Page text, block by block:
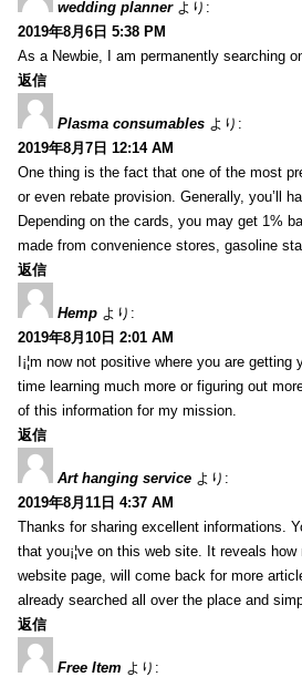
wedding planner より:
2019年8月6日 5:38 PM
As a Newbie, I am permanently searching
返信
Plasma consumables より:
2019年8月7日 12:14 AM
One thing is the fact that one of the most
or even rebate provision. Generally, you’ll
Depending on the cards, you may get 1%
made from convenience stores, gasoline
返信
Hemp より:
2019年8月10日 2:01 AM
I¡¦m now not positive where you are
time learning much more or figuring out
of this information for my mission.
返信
Art hanging service より:
2019年8月11日 4:37 AM
Thanks for sharing excellent informations.
that you¡¦ve on this web site. It reveals
website page, will come back for more
already searched all over the place and
返信
Free Item より: